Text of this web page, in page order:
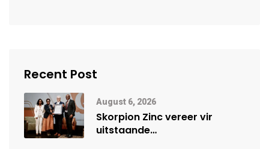
Recent Post
August 6, 2026
Skorpion Zinc vereer vir
uitstaande